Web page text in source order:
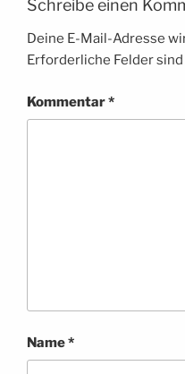
Schreibe einen
Deine E-Mail-Adresse
Erforderliche Felder
Kommentar*
Name*